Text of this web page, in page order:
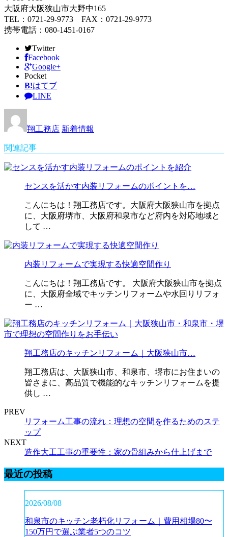
大阪府大阪狭山市大野中165
TEL：0721-29-9773 FAX：0721-29-9773
携帯電話：080-1451-0167
Twitter
Facebook
Google+
Pocket
B!はてブ
LINE
翔工務店 新着情報
関連記事
センスを活かす内装リフォームのポイントを…
こんにちは！翔工務店です。大阪府大阪狭山市を拠点
に、大阪府堺市、大阪府和泉市など府内を対応地域と
して …
内装リフォームで実現する快適空間作り
こんにちは！翔工務店です。 大阪府大阪狭山市を拠点
に、大阪府全域でキッチンリフォームや水回りリフォ
ー …
翔工務店のキッチンリフォーム｜大阪狭山市…
翔工務店は、大阪狭山市、和泉市、堺市にお住まいの
皆さまに、高品質で機能的なキッチンリフォームを提
供し …
PREV
リフォーム工事の流れ：理想の空間を作るためのステ
ップ
NEXT
造作大工工事の重要性：家の骨組みから仕上げまで
最近の投稿
2026/08/08
和泉市のキッチン老朽化リフォーム｜費用相場80〜
150万円で選ぶ業者5つのコツ